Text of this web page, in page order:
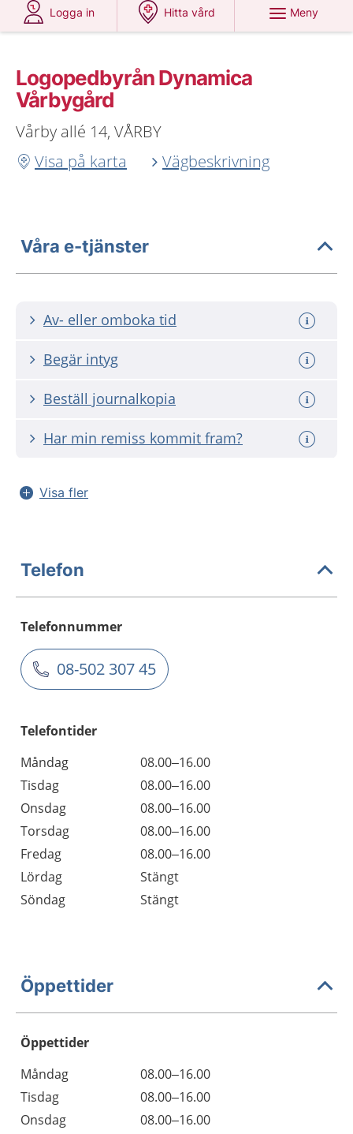
Logga in
Hitta vård
Meny
Logopedbyrån Dynamica
Vårbygård
Vårby allé 14, VÅRBY
Visa på karta
Vägbeskrivning
Våra e-tjänster
Av- eller omboka tid
Begär intyg
Beställ journalkopia
Har min remiss kommit fram?
Visa fler
Telefon
Telefonnummer
08-502 307 45
Telefontider
Måndag
08.00–16.00
Tisdag
08.00–16.00
Onsdag
08.00–16.00
Torsdag
08.00–16.00
Fredag
08.00–16.00
Lördag
Stängt
Söndag
Stängt
Öppettider
Öppettider
Dag
Öppettider
Kommentarer
Måndag
08.00–16.00
Tisdag
08.00–16.00
Onsdag
08.00–16.00